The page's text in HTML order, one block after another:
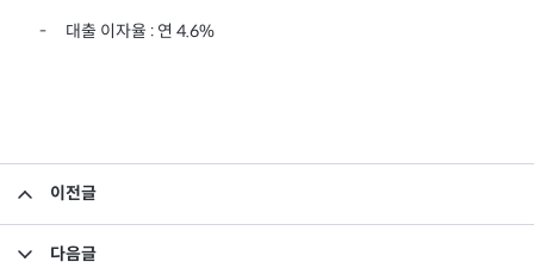
- 대출 이자율 : 연 4.6%
이전글
다음글